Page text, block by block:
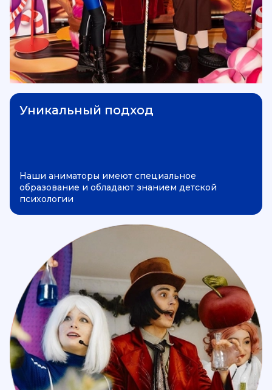
Уникальный подход
Наши аниматоры имеют специальное
образование и обладают знанием детской
психологии